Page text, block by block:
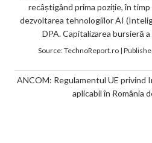
recâștigând prima poziție, în
dezvoltarea tehnologiilor AI
DPA. Capitalizarea bursieră a
Source:TechnoReport.ro|
ANCOM: Regulamentul UE privind
aplicabil în România